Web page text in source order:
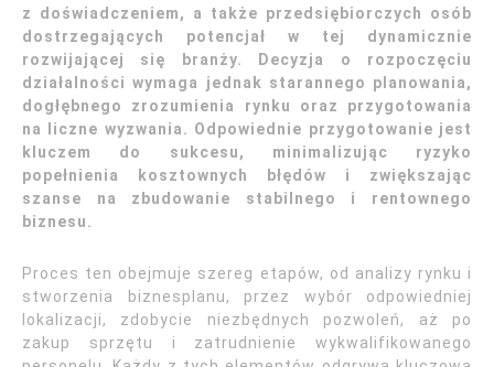
z doświadczeniem, a także przedsiębiorczych osób
dostrzegających potencjał w tej dynamicznie
rozwijającej się branży. Decyzja o rozpoczęciu
działalności wymaga jednak starannego planowania,
dogłębnego zrozumienia rynku oraz przygotowania
na liczne wyzwania. Odpowiednie przygotowanie jest
kluczem do sukcesu, minimalizując ryzyko
popełnienia kosztownych błędów i zwiększając
szanse na zbudowanie stabilnego i rentownego
biznesu.
Proces ten obejmuje szereg etapów, od analizy rynku i
stworzenia biznesplanu, przez wybór odpowiedniej
lokalizacji, zdobycie niezbędnych pozwoleń, aż po
zakup sprzętu i zatrudnienie wykwalifikowanego